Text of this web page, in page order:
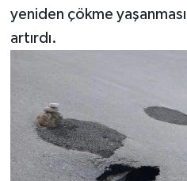
yeniden çökme
artırdı.